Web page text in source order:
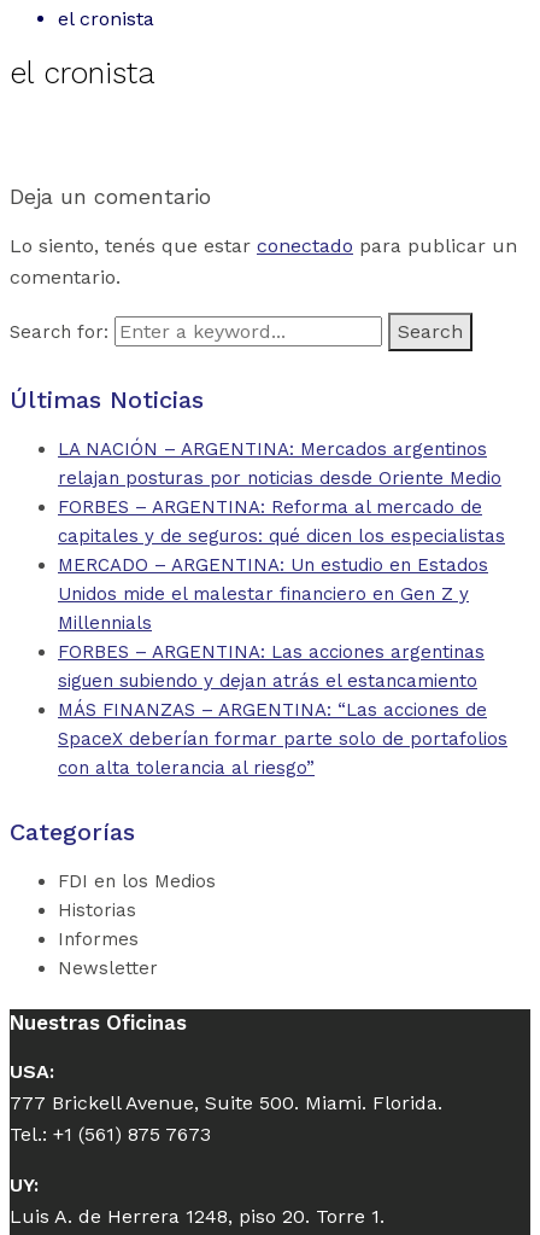
el cronista
el cronista
Deja un comentario
Lo siento, tenés que estar conectado para publicar un
comentario.
Search for:
Últimas Noticias
LA NACIÓN – ARGENTINA: Mercados argentinos
relajan posturas por noticias desde Oriente Medio
FORBES – ARGENTINA: Reforma al mercado de
capitales y de seguros: qué dicen los especialistas
MERCADO – ARGENTINA: Un estudio en Estados
Unidos mide el malestar financiero en Gen Z y
Millennials
FORBES – ARGENTINA: Las acciones argentinas
siguen subiendo y dejan atrás el estancamiento
MÁS FINANZAS – ARGENTINA: “Las acciones de
SpaceX deberían formar parte solo de portafolios
con alta tolerancia al riesgo”
Categorías
FDI en los Medios
Historias
Informes
Newsletter
Nuestras Oficinas
USA:
777 Brickell Avenue, Suite 500. Miami. Florida.
Tel.: +1 (561) 875 7673
UY:
Luis A. de Herrera 1248, piso 20. Torre 1.